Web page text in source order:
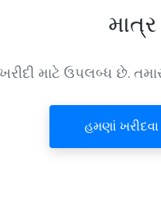
માત્ર
માટે ઉપલબ્ધ છે.
હમણાં